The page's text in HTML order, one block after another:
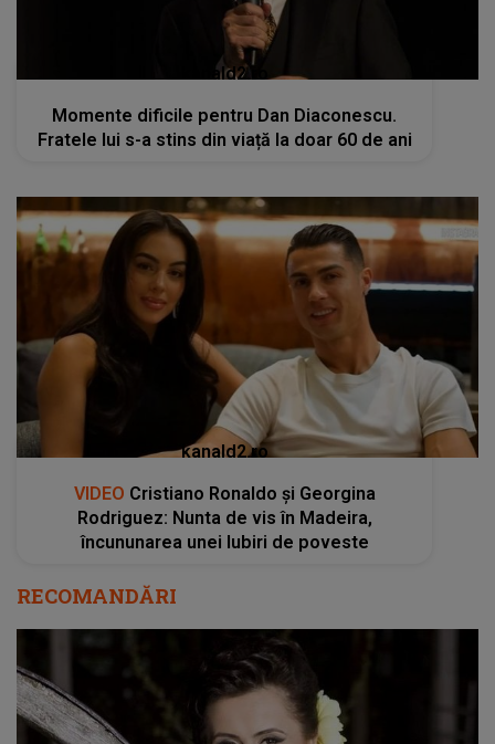
kanald2.ro
Momente dificile pentru Dan Diaconescu.
Fratele lui s-a stins din viață la doar 60 de ani
kanald2.ro
VIDEO Cristiano Ronaldo și Georgina
Rodriguez: Nunta de vis în Madeira,
încununarea unei Iubiri de poveste
RECOMANDĂRI